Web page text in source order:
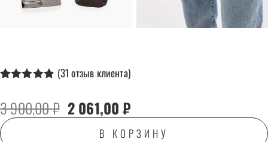
на основе
опроса
пользователя
(31 отзыв клиента)
3 900,00₽ Первоначальная цена составляла 3
2 061,00₽
В КОРЗИНУ